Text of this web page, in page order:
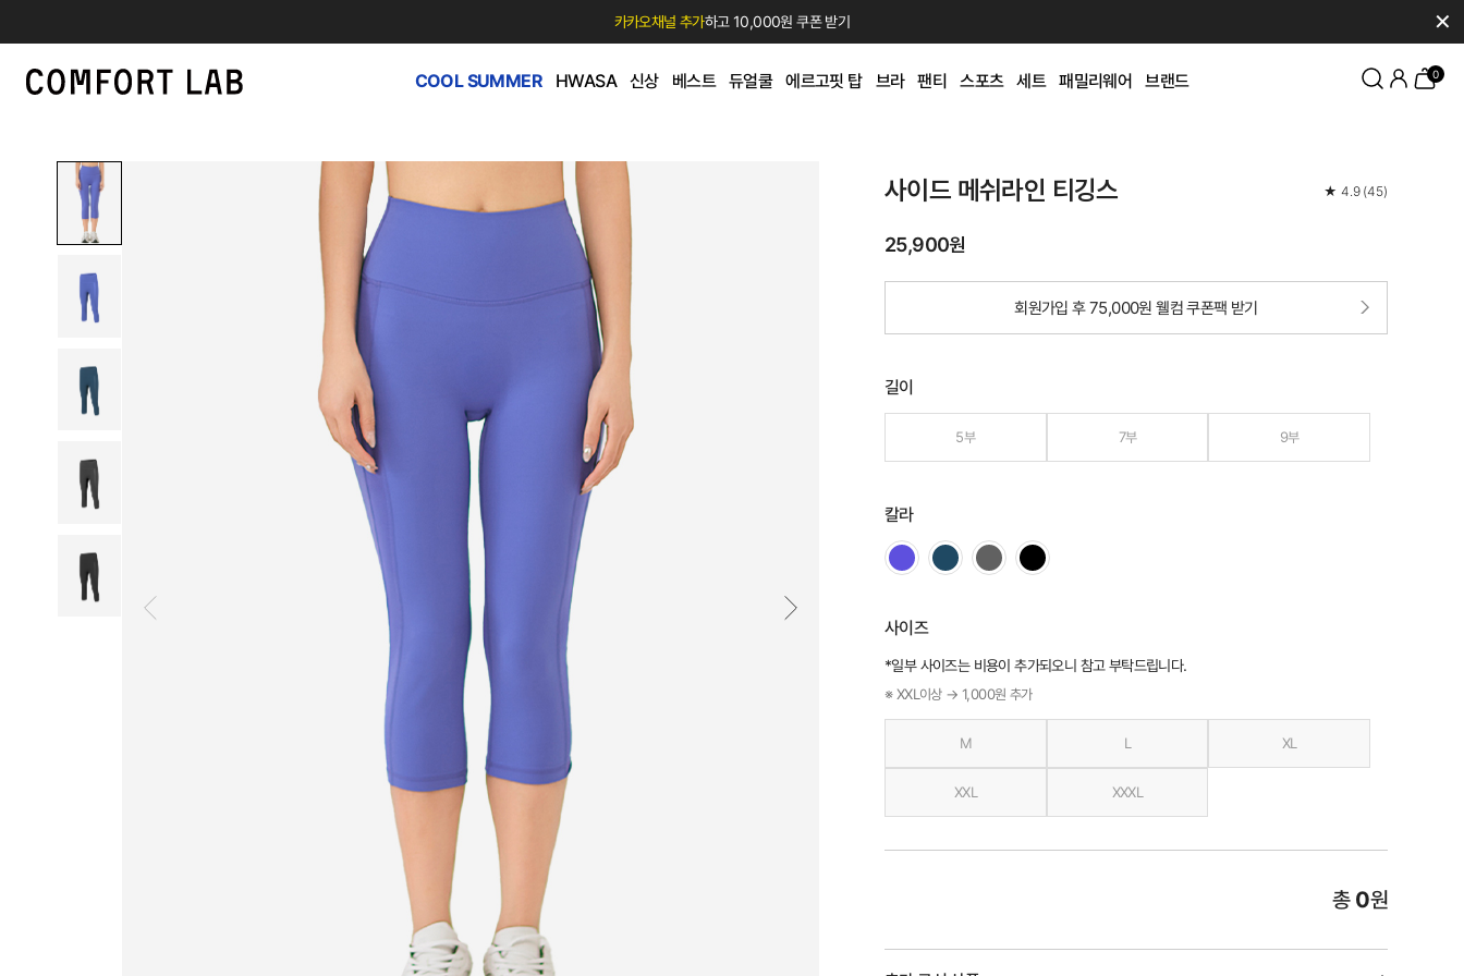
카카오채널 추가하고 10,000원 쿠폰 받기 ✕
COOL SUMMER HWASA 신상 베스트 듀얼쿨 에르고핏 탑 브라 팬티 스포츠 세트 패밀리웨어 브랜드 0
사이드 메쉬라인 티깅스 ★ 4.9 (45)
25,900원
회원가입 후 75,000원 웰컴 쿠폰팩 받기
길이
5부 7부 9부
칼라
사이즈
*일부 사이즈는 비용이 추가되오니 참고 부탁드립니다.
※ XXL이상 → 1,000원 추가
M L XL
XXL XXXL
총 0원